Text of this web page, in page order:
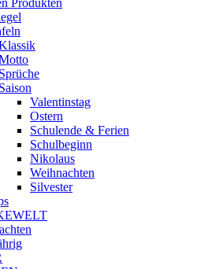
Produkten
Sprüche
Saison
Valentinstag
Ostern
Schulende & Ferien
Schulbeginn
Nikolaus
Weihnachten
Silvester